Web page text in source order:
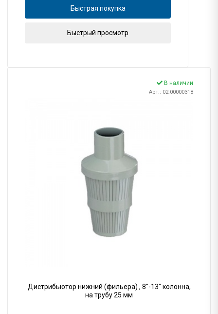
Быстрая покупка
Быстрый просмотр
В наличии
Арт.: 02.00000318
Дистрибьютор нижний (фильера) , 8"-13" колонна,
на трубу 25 мм